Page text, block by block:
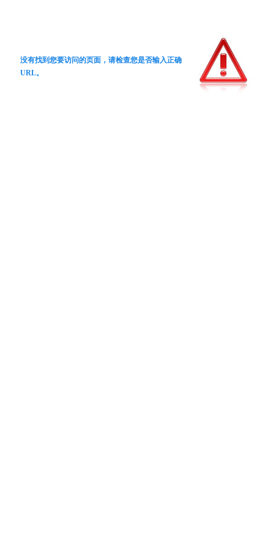
没有找到您要访问的页面，请检查您是否输入正确
URL。